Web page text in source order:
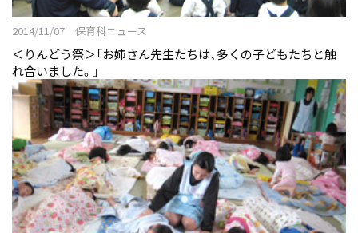
2014/11/07 保育科ニュース
＜りんどう祭＞「お姉さん先生たちは、多くの子どもたちと触
れ合いました。」